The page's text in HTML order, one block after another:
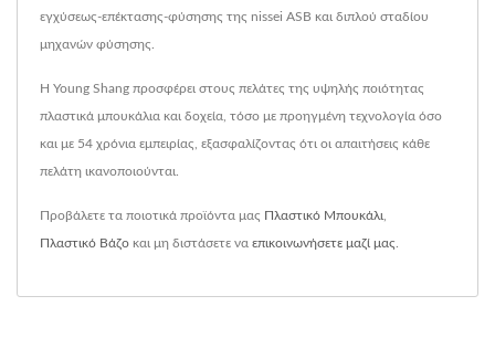
εγχύσεως-επέκτασης-φύσησης της nissei ASB και διπλού σταδίου
μηχανών φύσησης.
Η Young Shang προσφέρει στους πελάτες της υψηλής ποιότητας
πλαστικά μπουκάλια και δοχεία, τόσο με προηγμένη τεχνολογία όσο
και με 54 χρόνια εμπειρίας, εξασφαλίζοντας ότι οι απαιτήσεις κάθε
πελάτη ικανοποιούνται.
Προβάλετε τα ποιοτικά προϊόντα μας Πλαστικό Μπουκάλι
Πλαστικό Βάζο και μη διστάσετε να επικοινωνήσετε μαζί μας